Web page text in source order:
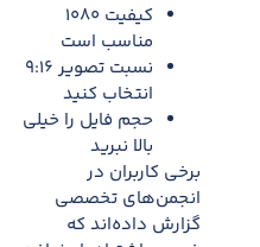
کیفیت ۱۰۸۰
مناسب است
نسبت تصویر ۹:۱۶
انتخاب کنید
حجم فایل را خیلی
بالا نبرید
برخی کاربران در
انجمن‌های تخصصی
گزارش داده‌اند که